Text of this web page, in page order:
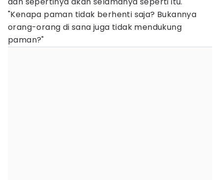
"Kenapa paman tidak berhenti saja? Bukannya
orang-orang di sana juga tidak mendukung
paman?"